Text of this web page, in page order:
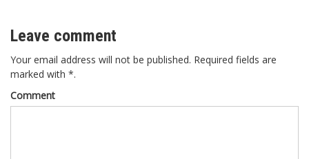
Leave comment
Your email address will not be published. Required fields are
marked with *.
Comment